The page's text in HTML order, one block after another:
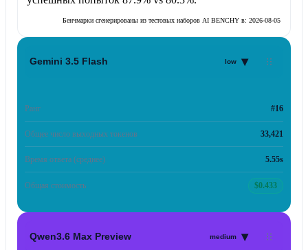
Бенчмарки сгенерированы из тестовых наборов AI BENCHY в: 2026-08-05
Gemini 3.5 Flash low ▾
Ранг #16
Общее число выходных токенов 33,421
Время ответа (среднее) 5.55s
Общая стоимость $0.433
Qwen3.6 Max Preview medium ▾